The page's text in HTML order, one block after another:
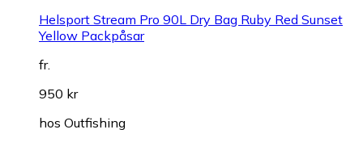
Helsport Stream Pro 90L Dry Bag Ruby Red Sunset
Yellow Packpåsar
fr.
950 kr
hos Outfishing